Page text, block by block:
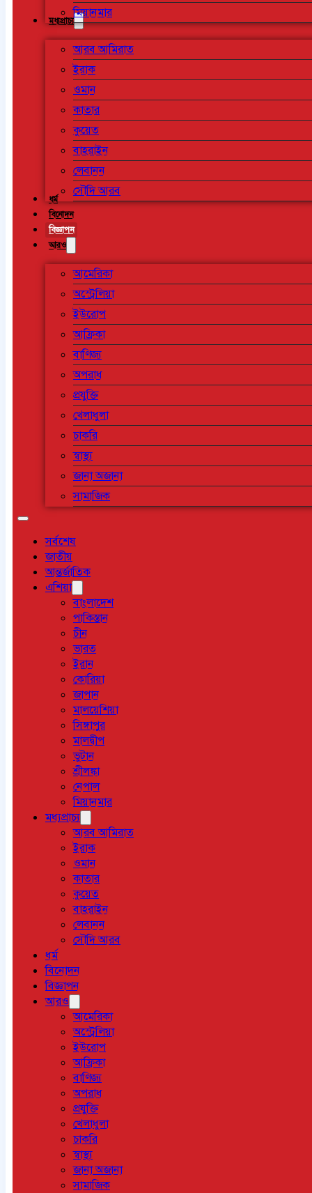
মিয়ানমার
মধ্যপ্রাচ্য
আরব আমিরাত
ইরাক
ওমান
কাতার
কুয়েত
বাহরাইন
লেবানন
সৌদি আরব
ধর্ম
বিনোদন
বিজ্ঞাপন
আরও
আমেরিকা
অস্ট্রেলিয়া
ইউরোপ
আফ্রিকা
বাণিজ্য
অপরাধ
প্রযুক্তি
খেলাধুলা
চাকরি
স্বাস্থ্য
জানা অজানা
সামাজিক
সর্বশেষ
জাতীয়
আন্তর্জাতিক
এশিয়া
বাংলাদেশ
পাকিস্তান
চীন
ভারত
ইরান
কোরিয়া
জাপান
মালয়েশিয়া
সিঙ্গাপুর
মালদ্বীপ
ভুটান
শ্রীলঙ্কা
নেপাল
মিয়ানমার
মধ্যপ্রাচ্য
আরব আমিরাত
ইরাক
ওমান
কাতার
কুয়েত
বাহরাইন
লেবানন
সৌদি আরব
ধর্ম
বিনোদন
বিজ্ঞাপন
আরও
আমেরিকা
অস্ট্রেলিয়া
ইউরোপ
আফ্রিকা
বাণিজ্য
অপরাধ
প্রযুক্তি
খেলাধুলা
চাকরি
স্বাস্থ্য
জানা অজানা
সামাজিক